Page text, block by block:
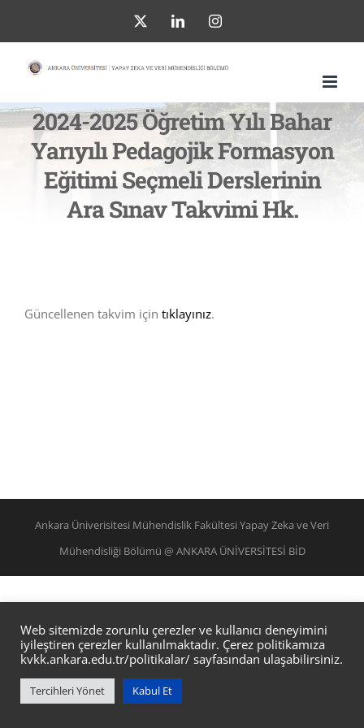
to
content
LinkedInInstagram
2024-2025 Öğretim Yılı Bahar
Yarıyılı Pedagojik Formasyon
Eğitimi Seçmeli Derslerinin
Ara Sınav Takvimi Hk.
Güncellenen takvim için tıklayınız.
Ankara Üniverisitesi Mühendislik Fakültesi Yapay Zeka ve Veri
Mühendisliği Bölümü @ ANKARA ÜNİVERSİTESİ BİD
Web sitemizde zorunlu çerezler ve kullanıcı deneyimini
iyileştiren çerezler kullanılmaktadır. Çerez politikamıza
kvkk.ankara.edu.tr/politikalar/ sayfasından ulaşabilirsiniz.
Tercihleri Yönet Kabul Et